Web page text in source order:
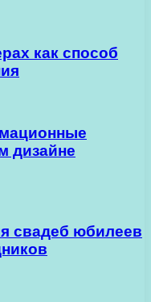
как способ
дизайне
свадеб юбилеев